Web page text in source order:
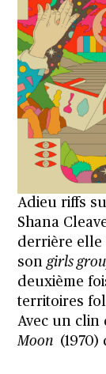
Adieu riffs
Shana
derrière elle
songirls
deuxième
territoires
Avec un clin
Moon (1970)